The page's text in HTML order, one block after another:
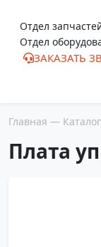
Отдел
Отдел
ЗАКАЗАТЬ
Главная — Каталог
Плата